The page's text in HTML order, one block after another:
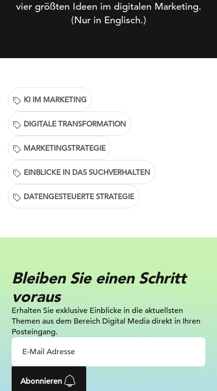
vier größten Ideen im digitalen Marketing.
(Nur in Englisch.)
KI IM MARKETING
DIGITALE TRANSFORMATION
MARKETINGSTRATEGIE
EINBLICKE IN DAS SUCHVERHALTEN
DATENGESTEUERTE STRATEGIE
Bleiben Sie einen Schritt
voraus
Erhalten Sie exklusive Einblicke in die aktuellsten
Themen aus dem Bereich Digital Media direkt in Ihren
Posteingang.
Abonnieren